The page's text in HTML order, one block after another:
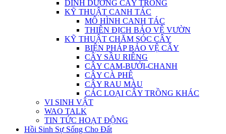
DINH DƯỠNG CÂY TRỒNG
KỸ THUẬT CANH TÁC
MÔ HÌNH CANH TÁC
THIÊN ĐỊCH BẢO VỆ VƯỜN
KỸ THUẬT CHĂM SÓC CÂY
BIỆN PHÁP BẢO VỆ CÂY
CÂY SẦU RIÊNG
CÂY CAM-BƯỞI-CHANH
CÂY CÀ PHÊ
CÂY RAU MÀU
CÁC LOẠI CÂY TRỒNG KHÁC
VI SINH VẬT
WAO TALK
TIN TỨC HOẠT ĐỘNG
Hồi Sinh Sự Sống Cho Đất